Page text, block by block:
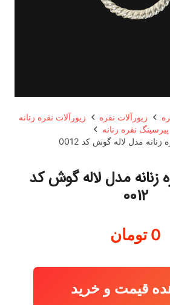
زیورآلات نقره
زیورآلات نقره زنانه
پیرسینگ نقره زنانه
مدل لاله گوش کد 0012
زنانه مدل لاله گوش کد
0012
0 تومان
قیمت و خرید